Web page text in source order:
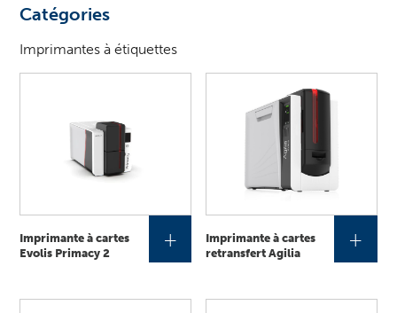
Catégories
Imprimantes à étiquettes
Imprimante à cartes
Evolis Primacy 2
+
Imprimante à cartes
retransfert Agilia
+